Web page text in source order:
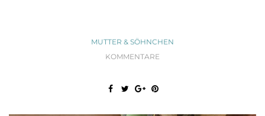
MUTTER & SÖHNCHEN
KOMMENTARE